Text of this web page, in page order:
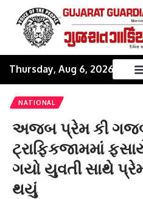
Thursday, Aug 6, 2026
NATIONAL
અજબ પ્રેમ કી
ટ્રાફિકજામમાં
ગયો યુવતી સાથે
થયું